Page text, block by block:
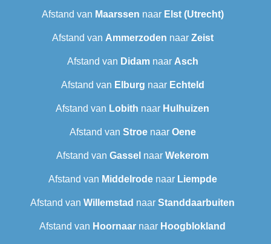
Afstand van Maarssen naar Elst (Utrecht)
Afstand van Ammerzoden naar Zeist
Afstand van Didamnaar Asch
Afstand van Elburg naar Echteld
Afstand van Lobith naar Hulhuizen
Afstand van Stroenaar Oene
Afstand van Gassel naar Wekerom
Afstand van Middelrodenaar Liempde
Afstand van Willemstad naar Standdaarbuiten
Afstand van Hoornaar naar Hoogblokland